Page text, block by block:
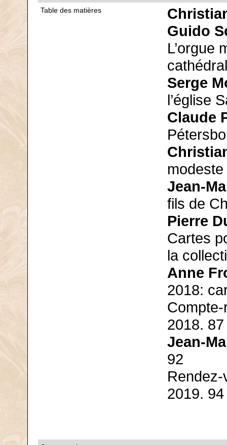
Table des matières
Guido
L’orgue
Serge
l’église
Claude
Jean-
fils de
Pierre
Cartes
la
Anne
2018:
Compte-
2018. 87
Jean-
92
2019. 94